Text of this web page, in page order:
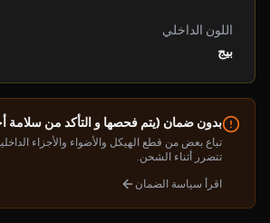
اللون الداخلي
بيج
بدون ضمان (يتم فحصها و التأكد من سلامة
تباع بعض من قطع الهيكل والأضواء والأجزاء
تتضرر أثناء الشحن.
اقرأ سياسة الضمان